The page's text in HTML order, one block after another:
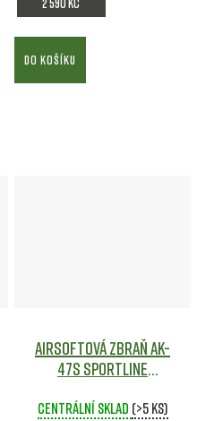
DO KOŠÍKU
Airsoftová zbraň AK-
47S Sportline
Airsoft
Centrální sklad (>5 ks)